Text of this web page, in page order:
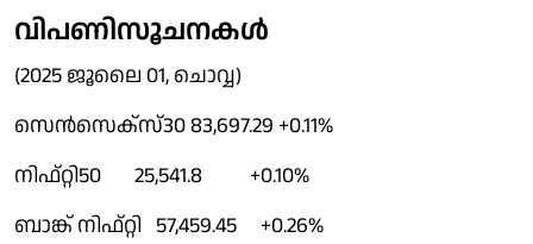
വിപണിസൂചനകൾ
(2025 ജൂലൈ 01, ചൊവ്വ)
സെൻസെക്സ്30 83,697.29 +0.11%
നിഫ്റ്റി50 25,541.8 +0.10%
ബാങ്ക് നിഫ്റ്റി 57,459.45 +0.26%